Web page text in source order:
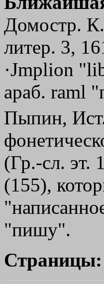
Домостр. К.
литер. 3,
·Јmplion
араб. raml
Пыпин,
(Гр.-сл. эт.
(155),
"пишу".
Страницы: